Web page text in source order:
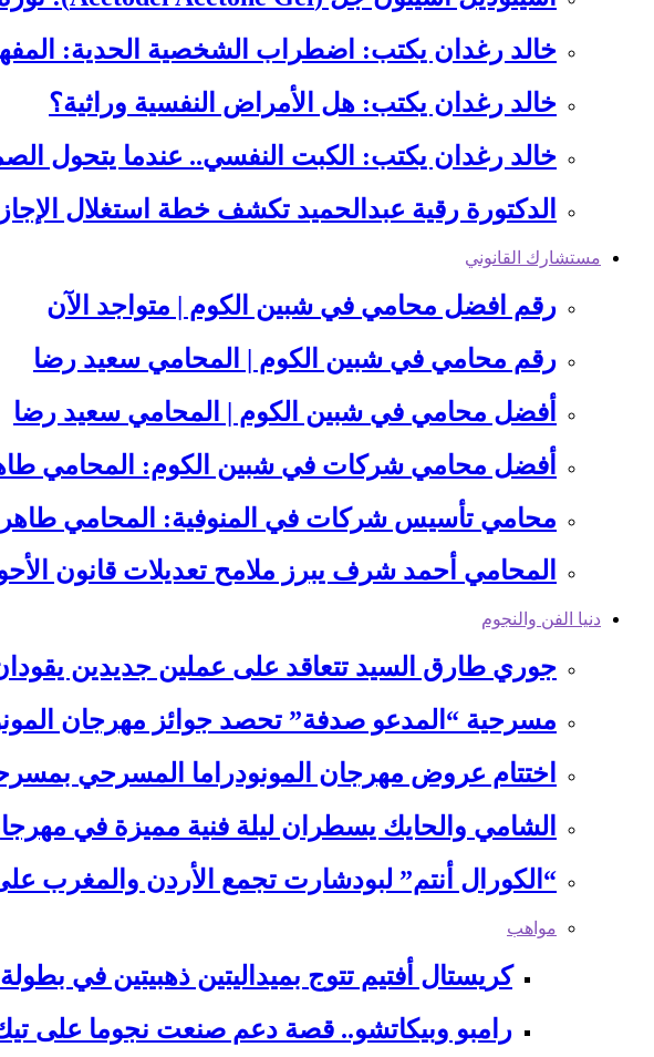
خالد رغدان يكتب: ​اضطراب الشخصية الحدية:
خالد رغدان يكتب: هل الأمراض النفسية وراثية؟
خالد رغدان يكتب: الكبت النفسي.. عندما يتحول
الدكتورة رقية عبدالحميد تكشف خطة استغلال
مستشارك القانوني
رقم افضل محامي في شبين الكوم | متواجد الآن
رقم محامي في شبين الكوم | المحامي سعيد رضا
أفضل محامي في شبين الكوم | المحامي سعيد رضا
أفضل محامي شركات في شبين الكوم: المحامي
محامي تأسيس شركات في المنوفية: المحامي
المحامي أحمد شرف يبرز ملامح تعديلات قانون
دنيا الفن والنجوم
جوري طارق السيد تتعاقد على عملين جديدين
مسرحية “المدعو صدفة” تحصد جوائز مهرجان
اختتام عروض مهرجان المونودراما المسرحي
الشامي والحايك يسطران ليلة فنية مميزة في
“الكورال أنتم” لبودشارت تجمع الأردن والمغرب
مواهب
كريستال أفتيم تتوج بميداليتين ذهبيتين في بطولة
رامبو وبيكاتشو.. قصة دعم صنعت نجوما على